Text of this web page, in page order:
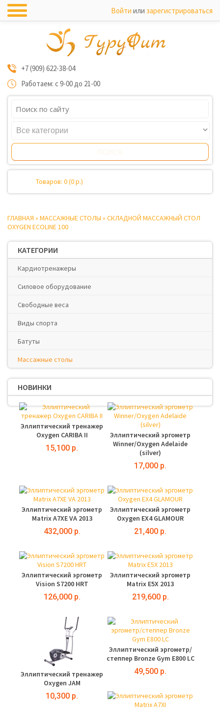
Войти или зарегистрироваться
+7 (909) 622-38-04
Работаем: с 9-00 до 21-00
Товаров: 0 (0 р.)
ГЛАВНАЯ » МАССАЖНЫЕ СТОЛЫ » СКЛАДНОЙ МАССАЖНЫЙ СТОЛ
OXYGEN ECOLINE 100
КАТЕГОРИИ
Кардиотренажеры
Силовое оборудование
Свободные веса
Виды спорта
Батуты
Массажные столы
НОВИНКИ
Эллиптический тренажер
Oxygen CARIBA II
15,100 р.
Эллиптический эргометр
Winner/Oxygen Adelaide
(silver)
17,000 р.
Эллиптический эргометр
Matrix A7XE VA 2013
432,000 р.
Эллиптический эргометр
Oxygen EX4 GLAMOUR
21,400 р.
Эллиптический эргометр
Vision S7200 HRT
126,000 р.
Эллиптический эргометр
Matrix E5X 2013
219,600 р.
Эллиптический тренажер
Oxygen JAM
10,300 р.
Эллиптический эргометр/
степпер Bronze Gym E800 LC
49,500 р.